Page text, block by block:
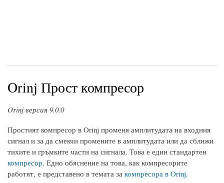
Orinj Прост компресор
Orinj версия 9.0.0
Простият компресор в Orinj променя амплитудата на входния
сигнал и за да смекчи промените в амплитудата или да сближи
тихите и гръмките части на сигнала. Това е един стандартен
компресор. Едно обяснение на това, как компресорите
работят, е представено в темата за компресора в Orinj.